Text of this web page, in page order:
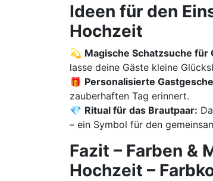
Ideen für den
Hochzeit
💫 Magische Schatzsuche für
lasse deine Gäste kleine
🎁 Personalisierte
zauberhaften Tag erinnert.
💎 Ritual für das Brautpaar:
– ein Symbol für den
Fazit – Farben &
Hochzeit –